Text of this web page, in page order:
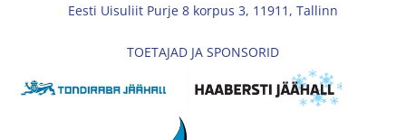
Eesti Uisuliit Purje 8 korpus 3, 11911, Tallinn
TOETAJAD JA SPONSORID